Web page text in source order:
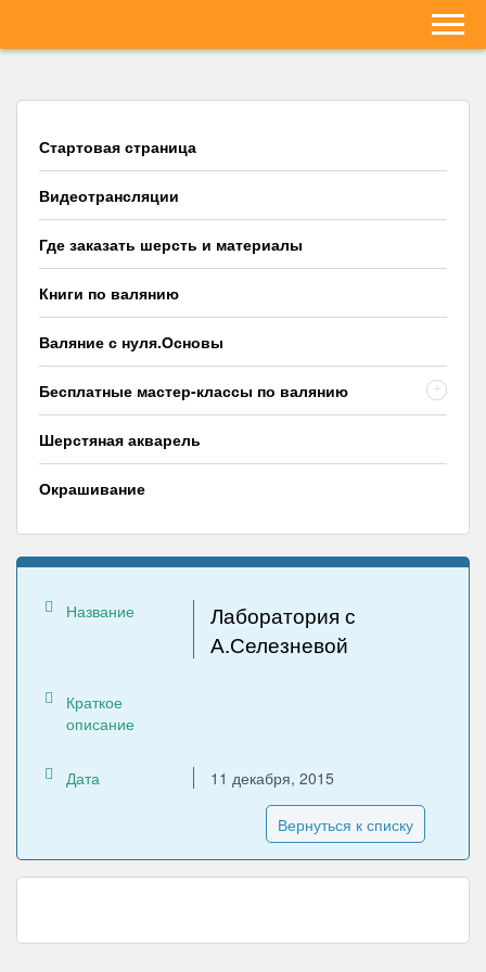
Стартовая страница
Видеотрансляции
Где заказать шерсть и материалы
Книги по валянию
Валяние с нуля.Основы
Бесплатные мастер-классы по валянию +
Шерстяная акварель
Окрашивание
Название
Лаборатория с
А.Селезневой
Краткое
описание
Дата 11 декабря, 2015
Вернуться к списку